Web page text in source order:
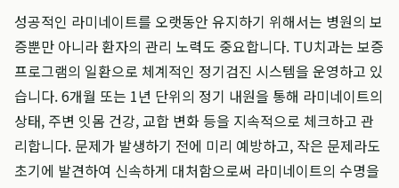
성공적인 라미네이트를 오랫동안 유지하기 위해서는 병원의 보
증뿐만 아니라 환자의 관리 노력도 중요합니다. TU치과는 보증
프로그램의 일환으로 체계적인 정기검진 시스템을 운영하고 있
습니다. 6개월 또는 1년 단위의 정기 내원을 통해 라미네이트의
상태, 주변 잇몸 건강, 교합 변화 등을 지속적으로 체크하고 관
리합니다. 문제가 발생하기 전에 미리 예방하고, 작은 문제라도
초기에 발견하여 신속하게 대처함으로써 라미네이트의 수명을